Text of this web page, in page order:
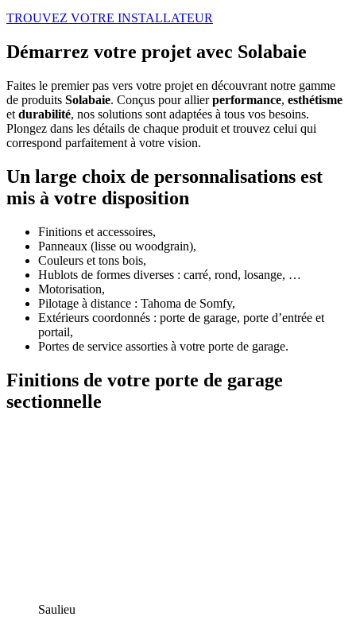
TROUVEZ VOTRE INSTALLATEUR
Démarrez votre projet avec Solabaie
Faites le premier pas vers votre projet en découvrant notre gamme
de produits Solabaie. Conçus pour allierperformance, esthétisme
et durabilité, nos solutions sont adaptées à tous vos besoins.
Plongez dans les détails de chaque produit et trouvez celui qui
correspond parfaitement à votre vision.
Un large choix de personnalisations est
mis à votre disposition
Finitions et accessoires,
Panneaux (lisse ou woodgrain),
Couleurs et tons bois,
Hublots de formes diverses : carré, rond, losange, …
Motorisation,
Pilotage à distance : Tahoma de Somfy,
Extérieurs coordonnés : porte de garage, porte d’entrée et
portail,
Portes de service assorties à votre porte de garage.
Finitions de votre porte de garage
sectionnelle
Saulieu